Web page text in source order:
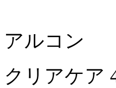
アルコン
クリアケア